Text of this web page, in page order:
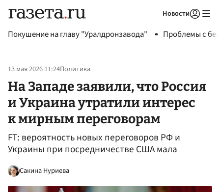
Новости
Покушение на главу "Уралдронзавода" Проблемы с
13 мая 2026 11:24Политика
На Западе заявили, что Россия
и Украина утратили интерес
к мирным переговорам
FT: вероятность новых переговоров РФ и
Украины при посредничестве США мала
Сакина Нуриева